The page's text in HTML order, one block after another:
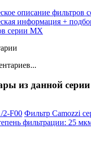
описание фильтров
информация +
серии MX
из данной серии
2-F00 Фильтр Camozzi
фильтрации: 25